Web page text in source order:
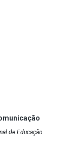
de Educação